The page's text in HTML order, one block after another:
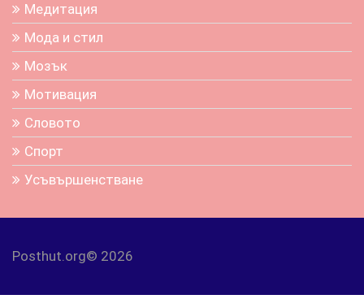
Медитация
Мода и стил
Мозък
Мотивация
Словото
Спорт
Усъвършенстване
Posthut.org© 2026